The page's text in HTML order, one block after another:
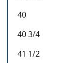
40
40 3/4
41 1/2